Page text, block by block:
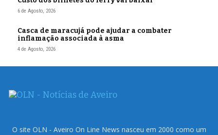
6 de Agosto, 2026
Casca de maracujá pode ajudar a combater
inflamação associada à asma
4 de Agosto, 2026
O site OLN - Aveiro On Line News nasceu em 2000 como um